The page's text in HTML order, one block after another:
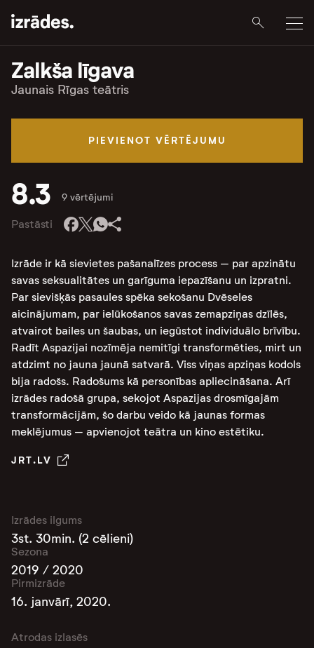
Zalkša līgava
Jaunais Rīgas teātris
PIEVIENOT VĒRTĒJUMU
8.3 9 vērtējumi
Pastāsti
Izrāde ir kā sievietes pašanalīzes process – par apzinātu
savas seksualitātes un garīguma iepazīšanu un izpratni.
Par sievišķās pasaules spēka sekošanu Dvēseles
aicinājumam, par ielūkošanos savas zemapziņas dzīlēs,
atvairot bailes un šaubas, un iegūstot individuālo brīvību.
Radīt Aspazijai nozīmēja nemitīgi transformēties, mirt un
atdzimt no jauna jaunā satvarā. Viss viņas apziņas kodols
bija radošs. Radošums kā personības apliecināšana. Arī
izrādes radošā grupa, sekojot Aspazijas drosmīgajām
transformācijām, šo darbu veido kā jaunas formas
meklējumus – apvienojot teātra un kino estētiku.
JRT.LV
Izrādes ilgums
3st. 30min. (2 cēlieni)
Sezona
2019 / 2020
Pirmizrāde
16. janvārī, 2020.
Atrodas izlasēs